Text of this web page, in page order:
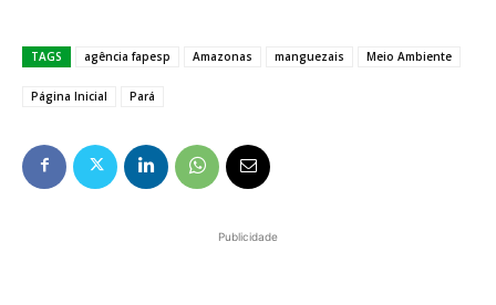
TAGS agência fapesp Amazonas manguezais Meio Ambiente
Página Inicial Pará
Publicidade